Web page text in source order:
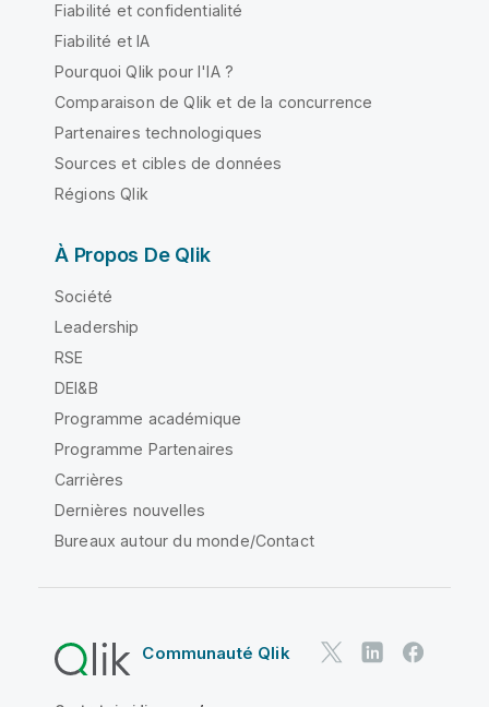
Fiabilité et confidentialité
Fiabilité et IA
Pourquoi Qlik pour l'IA ?
Comparaison de Qlik et de la concurrence
Partenaires technologiques
Sources et cibles de données
Régions Qlik
À Propos De Qlik
Société
Leadership
RSE
DEI&B
Programme académique
Programme Partenaires
Carrières
Dernières nouvelles
Bureaux autour du monde/Contact
Communauté Qlik